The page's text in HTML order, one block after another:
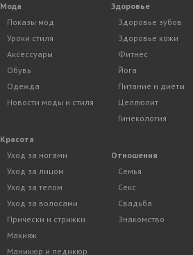
Мода
Показы мод
Уроки стиля
Аксессуары
Обувь
Одежда
Новости моды и стиля
Красота
Уход за ногами
Уход за лицом
Уход за телом
Уход за волосами
Прически и стрижки
Макияж
Маникюр и педикюр
Здоровье
Здоровье зубов
Здоровье кожи
Фитнес
Йога
Питание и диеты
Целлюлит
Гинекология
Отношения
Семья
Секс
Свадьба
Знакомство